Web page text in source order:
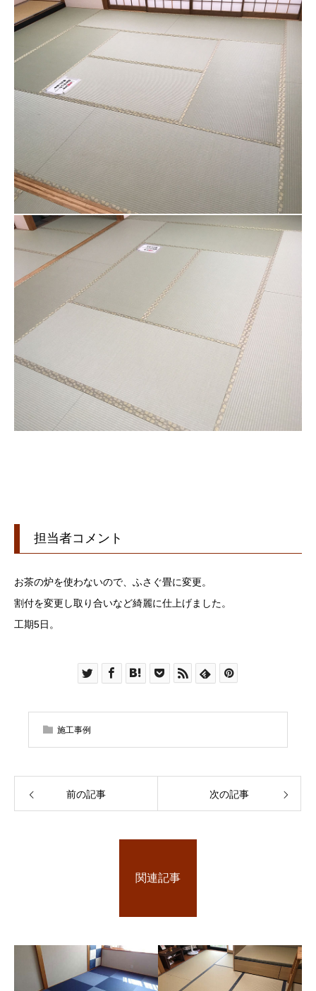
担当者コメント
お茶の炉を使わないので、ふさぐ畳に変更。
割付を変更し取り合いなど綺麗に仕上げました。
工期5日。
施工事例
前の記事 次の記事
関連記事